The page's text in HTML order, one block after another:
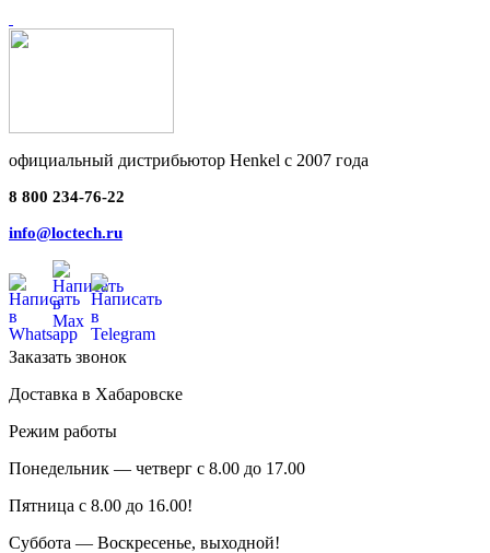
официальный дистрибьютор Henkel с 2007 года
8 800 234-76-22
info@loctech.ru
Заказать звонок
Доставка в Хабаровске
Режим работы
Понедельник — четверг с 8.00 до 17.00
Пятница с 8.00 до 16.00!
Суббота — Воскресенье, выходной!